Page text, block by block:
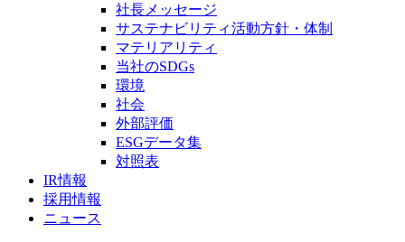
社長メッセージ
サステナビリティ活動方針・体制
マテリアリティ
当社のSDGs
環境
社会
外部評価
ESGデータ集
対照表
IR情報
採用情報
ニュース